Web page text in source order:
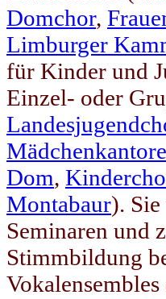
Domchor,
Limburger
für Kinder und
Einzel- oder
Dom,
Montabaur).
Seminaren und
Stimmbildung